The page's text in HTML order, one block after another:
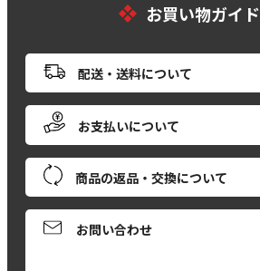
お買い物ガイド
配送・送料について
お支払いについて
商品の返品・交換について
お問い合わせ